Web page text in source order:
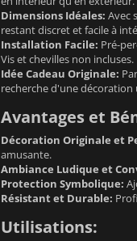
Dimensions Idéales: Avec
restant discret et facile à
Installation Facile: Pré-
Vis et chevilles non incluses.
Idée Cadeau Originale:
recherche d'une décoration
Avantages et
Décoration Originale et
amusante.
Ambiance Ludique et
Protection Symbolique:
Résistant et Durable:
Utilisations: